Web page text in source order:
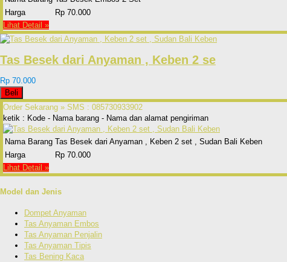
Harga
Rp 70.000
Lihat Detail »
Tas Besek dari Anyaman , Keben 2 se
Rp 70.000
Beli
Order Sekarang » SMS : 085730933902
ketik : Kode - Nama barang - Nama dan alamat pengiriman
Nama Barang Tas Besek dari Anyaman , Keben 2 set , Sudan Bali Keben
Harga
Rp 70.000
Lihat Detail »
Model dan Jenis
Dompet Anyaman
Tas Anyaman Embos
Tas Anyaman Penjalin
Tas Anyaman Tipis
Tas Bening Kaca